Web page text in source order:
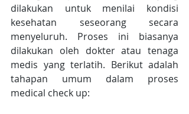
dilakukan untuk menilai kondisi
kesehatan seseorang secara
menyeluruh. Proses ini biasanya
dilakukan oleh dokter atau tenaga
medis yang terlatih. Berikut adalah
tahapan umum dalam proses
medical check up: